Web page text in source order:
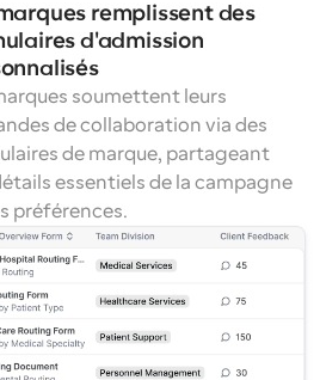
remplissent des
d'admission
soumettent leurs
de collaboration via des
de marque, partageant
essentiels de la campagne
préférences.